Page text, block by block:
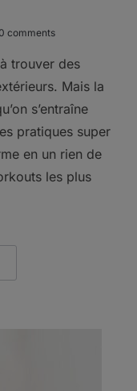
comments
trouver des
Mais la
s’entraîne
pratiques super
en un rien de
les plus